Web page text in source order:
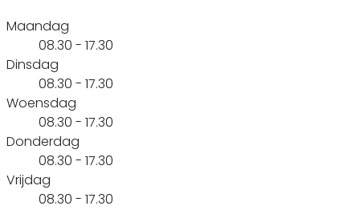
Maandag
08.30 - 17.30
Dinsdag
08.30 - 17.30
Woensdag
08.30 - 17.30
Donderdag
08.30 - 17.30
Vrijdag
08.30 - 17.30